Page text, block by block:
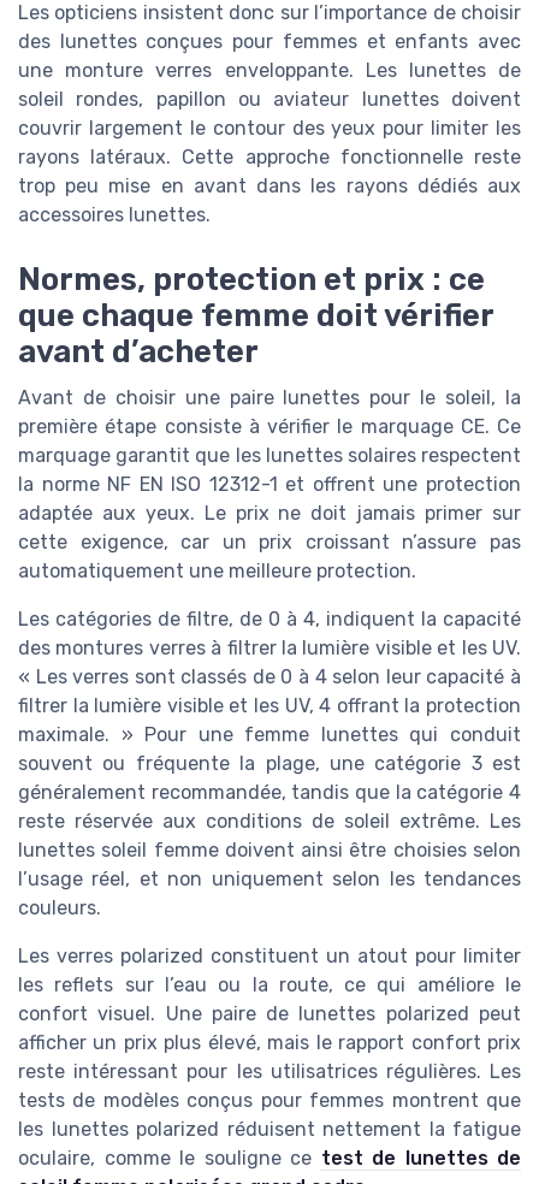
Les opticiens insistent donc sur l’importance de choisir
des lunettes conçues pour femmes et enfants avec
une monture verres enveloppante. Les lunettes de
soleil rondes, papillon ou aviateur lunettes doivent
couvrir largement le contour des yeux pour limiter les
rayons latéraux. Cette approche fonctionnelle reste
trop peu mise en avant dans les rayons dédiés aux
accessoires lunettes.
Normes, protection et prix : ce
que chaque femme doit vérifier
avant d’acheter
Avant de choisir une paire lunettes pour le soleil, la
première étape consiste à vérifier le marquage CE. Ce
marquage garantit que les lunettes solaires respectent
la norme NF EN ISO 12312-1 et offrent une protection
adaptée aux yeux. Le prix ne doit jamais primer sur
cette exigence, car un prix croissant n’assure pas
automatiquement une meilleure protection.
Les catégories de filtre, de 0 à 4, indiquent la capacité
des montures verres à filtrer la lumière visible et les UV.
« Les verres sont classés de 0 à 4 selon leur capacité à
filtrer la lumière visible et les UV, 4 offrant la protection
maximale. » Pour une femme lunettes qui conduit
souvent ou fréquente la plage, une catégorie 3 est
généralement recommandée, tandis que la catégorie 4
reste réservée aux conditions de soleil extrême. Les
lunettes soleil femme doivent ainsi être choisies selon
l’usage réel, et non uniquement selon les tendances
couleurs.
Les verres polarized constituent un atout pour limiter
les reflets sur l’eau ou la route, ce qui améliore le
confort visuel. Une paire de lunettes polarized peut
afficher un prix plus élevé, mais le rapport confort prix
reste intéressant pour les utilisatrices régulières. Les
tests de modèles conçus pour femmes montrent que
les lunettes polarized réduisent nettement la fatigue
oculaire, comme le souligne ce test de lunettes de